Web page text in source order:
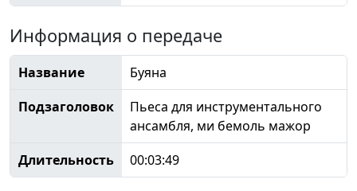
Информация о передаче
Название
Буяна
Подзаголовок
Пьеса для инструментального
ансамбля, ми бемоль мажор
Длительность
00:03:49